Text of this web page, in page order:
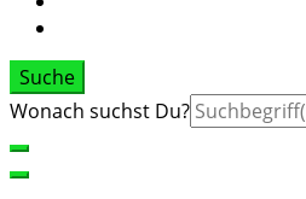
Suche
Suche
Wonach suchst Du?